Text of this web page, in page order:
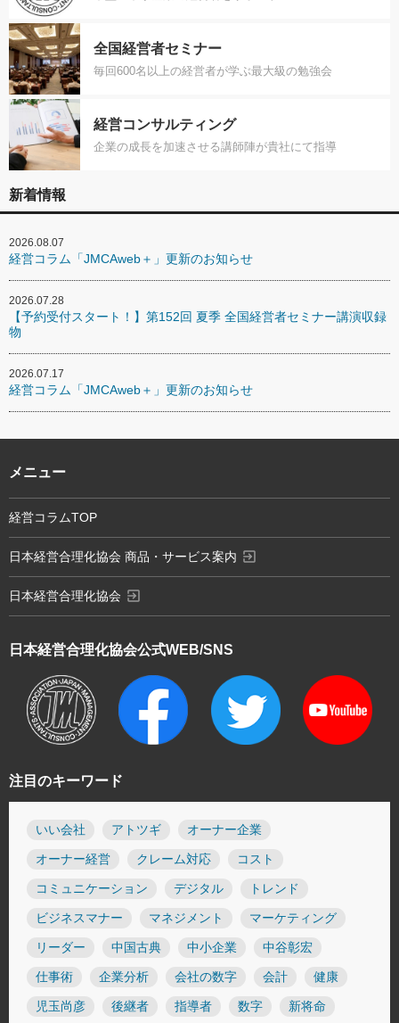
全国経営者セミナー
毎回600名以上の経営者が学ぶ最大級の勉強会
経営コンサルティング
企業の成長を加速させる講師陣が貴社にて指導
新着情報
2026.08.07
経営コラム「JMCAweb＋」更新のお知らせ
2026.07.28
【予約受付スタート！】第152回 夏季 全国経営者セミナー講演収録
物
2026.07.17
経営コラム「JMCAweb＋」更新のお知らせ
注目のキーワード
いい会社 アトツギ オーナー企業
オーナー経営 クレーム対応 コスト
コミュニケーション デジタル トレンド
ビジネスマナー マネジメント マーケティング
リーダー 中国古典 中小企業 中谷彰宏
仕事術 企業分析 会社の数字 会計 健康
児玉尚彦 後継者 指導者 数字 新将命
日本経営合理化協会公式WEB/SNS
メニュー
経営コラムTOP
日本経営合理化協会 商品・サービス案内 exit_to_app
日本経営合理化協会 exit_to_app